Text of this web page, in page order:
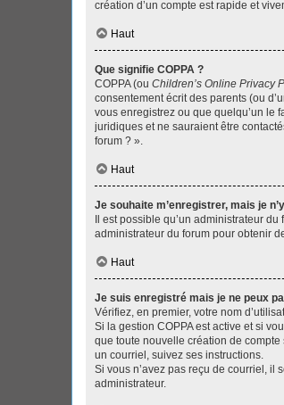
création d’un compte est rapide et
Haut
Que signifie COPPA ?
COPPA (ou Children’s Online Privacy
consentement écrit des parents (ou
vous enregistrez ou que quelqu’un le
juridiques et ne sauraient être
forum ? ».
Haut
Je souhaite m’enregistrer, mais je
Il est possible qu’un administrateur
administrateur du forum pour obtenir
Haut
Je suis enregistré mais je ne peux
Vérifiez, en premier, votre nom
Si la gestion COPPA est active et si
que toute nouvelle création de
un courriel, suivez ses instructions.
Si vous n’avez pas reçu de courriel, il
administrateur.